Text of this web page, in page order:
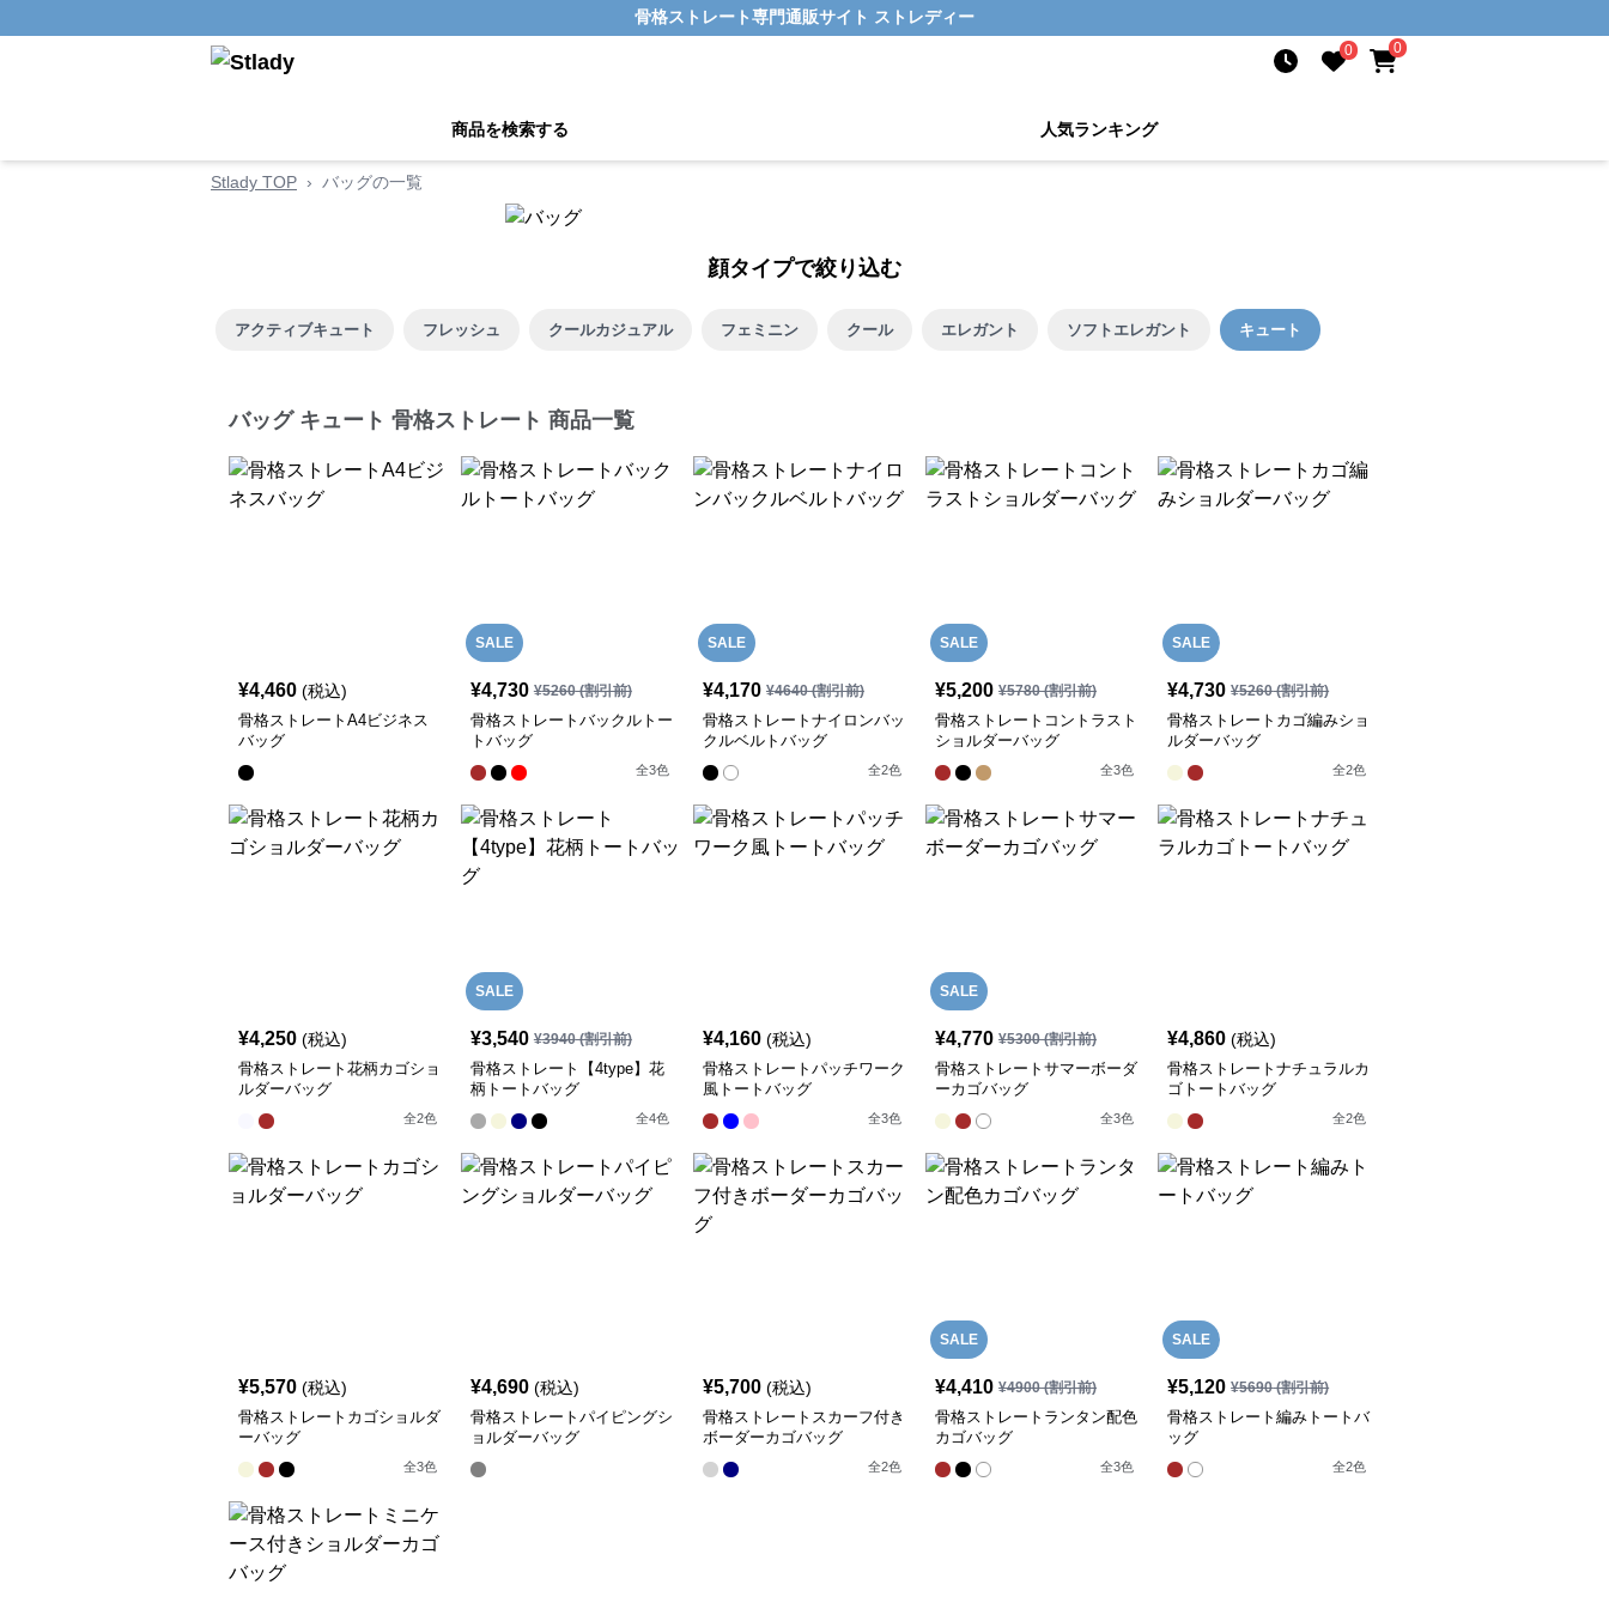
骨格ストレート専門通販サイト ストレディー
0 0
商品を検索する 人気ランキング
Stlady TOP › バッグの一覧
顔タイプで絞り込む
アクティブキュート フレッシュ クールカジュアル フェミニン クール エレガント ソフトエレガント キュート
バッグ キュート 骨格ストレート 商品一覧
¥4,460 (税込)
骨格ストレートA4ビジネス
バッグ
SALE
¥4,730 ¥5260(割引前)
骨格ストレートバックルトー
トバッグ
全3色
SALE
¥4,170 ¥4640(割引前)
骨格ストレートナイロンバッ
クルベルトバッグ
全2色
SALE
¥5,200 ¥5780(割引前)
骨格ストレートコントラスト
ショルダーバッグ
全3色
SALE
¥4,730 ¥5260(割引前)
骨格ストレートカゴ編みショ
ルダーバッグ
全2色
¥4,250 (税込)
骨格ストレート花柄カゴショ
ルダーバッグ
全2色
SALE
¥3,540 ¥3940(割引前)
骨格ストレート【4type】花
柄トートバッグ
全4色
¥4,160 (税込)
骨格ストレートパッチワーク
風トートバッグ
全3色
SALE
¥4,770 ¥5300(割引前)
骨格ストレートサマーボーダ
ーカゴバッグ
全3色
¥4,860 (税込)
骨格ストレートナチュラルカ
ゴトートバッグ
全2色
¥5,570 (税込)
骨格ストレートカゴショルダ
ーバッグ
全3色
¥4,690 (税込)
骨格ストレートパイピングシ
ョルダーバッグ
¥5,700 (税込)
骨格ストレートスカーフ付き
ボーダーカゴバッグ
全2色
SALE
¥4,410 ¥4900(割引前)
骨格ストレートランタン配色
カゴバッグ
全3色
SALE
¥5,120 ¥5690(割引前)
骨格ストレート編みトートバ
ッグ
全2色